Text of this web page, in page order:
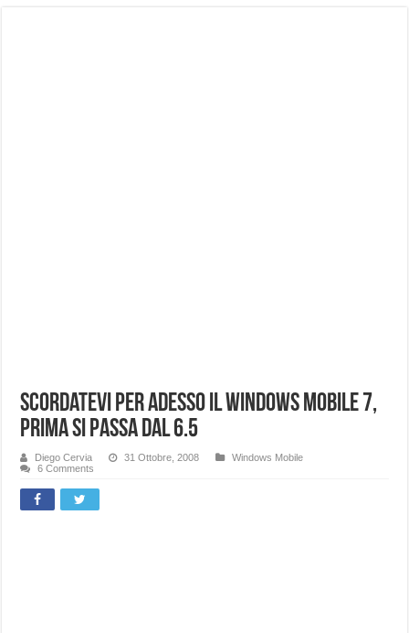
Scordatevi per adesso il Windows Mobile 7,
prima si passa dal 6.5
Diego Cervia 31 Ottobre, 2008
Windows Mobile
6 Comments